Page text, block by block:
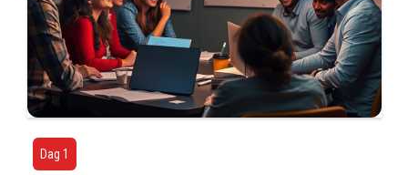
Dag 1